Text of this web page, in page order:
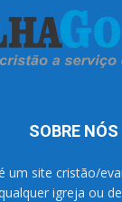
SOBRE NÓS
um site cristão/
igreja ou